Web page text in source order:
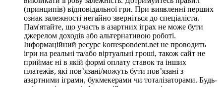
(принципів) відповідальної гри. При виявленні перших
ознак залежності негайно зверніться до спеціаліста.
Пам'ятайте, що участь в азартних іграх не може бути
джерелом доходів або альтернативою роботі.
Інформаційний ресурс korrespondent.net не проводить
ігри на реальні та/або віртуальні гроші, також сайт не
приймає ні в якій формі оплату ставок та інших
платежів, які пов’язані/можуть бути пов’язані з
азартними іграми, букмекерами чи тоталізаторами. Будь-